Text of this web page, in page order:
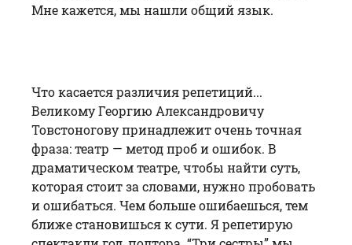
Мне кажется, мы нашли общий язык.
Что касается различия репетиций...
Великому Георгию Александровичу
Товстоногову принадлежит очень точная
фраза: театр — метод проб и ошибок. В
драматическом театре, чтобы найти суть,
которая стоит за словами, нужно пробовать
и ошибаться. Чем больше ошибаешься, тем
ближе становишься к сути. Я репетирую